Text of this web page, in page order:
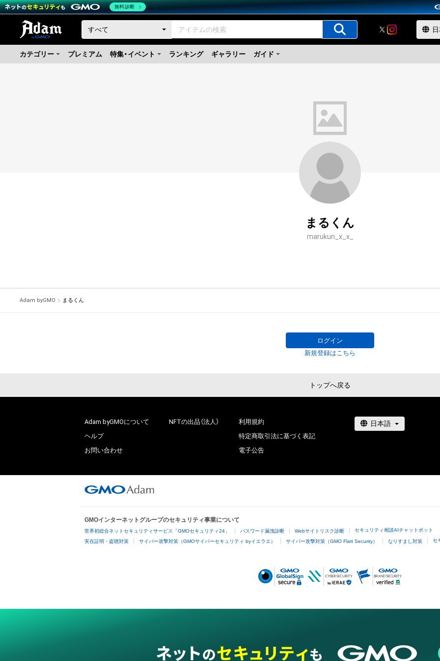
カテゴリー プレミアム 特集・イベント ランキング ギャラリー ガイド
まるくん
marukun_x_x_
Adam byGMO まるくん
ログイン
新規登録はこちら
トップへ戻る
Adam byGMOについて
ヘルプ
お問い合わせ
NFTの出品（法人）
利用規約
特定商取引法に基づく表記
電子公告
GMOインターネットグループのセキュリティ事業について
世界初総合ネットセキュリティサービス「GMOセキュリティ24」 パスワード漏洩診断 Webサイトリスク診断 セキュリティ相談AIチャットボット
実在証明・盗聴対策 サイバー攻撃対策（GMOサイバーセキュリティ byイエラエ） サイバー攻撃対策（GMO Flatt Security） なりすまし対策 セ
無料診断